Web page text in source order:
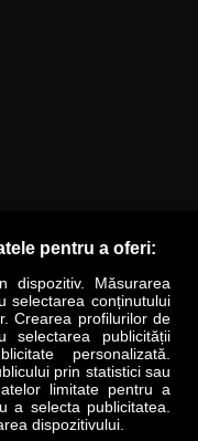
SPECIAL OPINII
Business Magazin
pentru a oferi:
dispozitiv. Măsurarea
selectarea conținutului
Crearea profilurilor de
selectarea publicității
personalizată.
prin statistici sau
limitate pentru a
a selecta publicitatea.
dispozitivului.